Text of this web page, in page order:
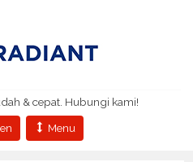
& cepat. Hubungi kami!
Menu